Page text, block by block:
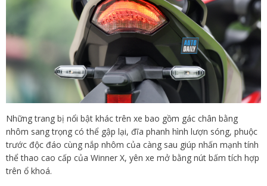
Những trang bị nổi bật khác trên xe bao gồm gác chân bằng
nhôm sang trọng có thể gập lại, đĩa phanh hình lượn sóng, phuộc
trước độc đáo cùng nắp nhôm của càng sau giúp nhấn mạnh tính
thể thao cao cấp của Winner X, yên xe mở bằng nút bấm tích hợp
trên ổ khoá.